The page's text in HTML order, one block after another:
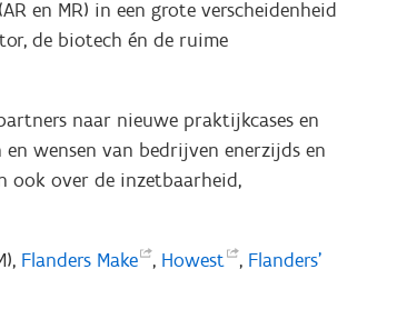
en MR) in een grote verscheidenheid
de biotech én de ruime
naar nieuwe praktijkcases en
wensen van bedrijven enerzijds en
ook over de inzetbaarheid,
Flanders Make , Howest , Flanders’